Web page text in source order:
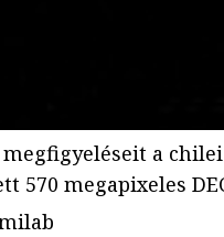
a
570 megapixeles